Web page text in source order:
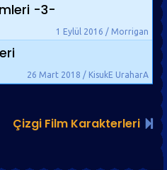
-3-
1 Eylül 2016 / Morrigan
26 Mart 2018 / KisukE UraharA
Çizgi Film Karakterleri